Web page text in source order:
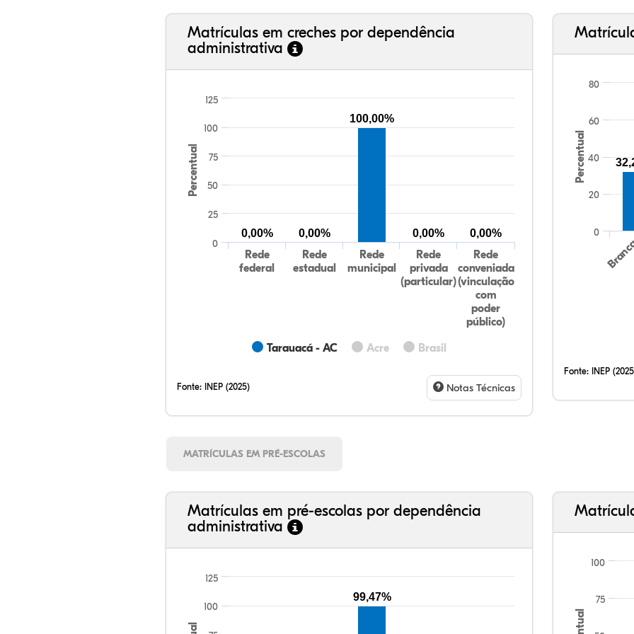
Matrículas em creches por dependência
administrativa
Percentual
Tarauacá - AC Acre Brasil
Rede
federal
Rede
estadual
Rede
municipal
Rede
privada
(particular)
Rede
conveniada
(vinculação
com
poder
público)
0
25
50
75
100
125
0,00% 0,00%
100,00%
0,00% 0,00%
Fonte: INEP (2025) Notas Técnicas
Percentual
0
20
40
60
80
Fonte: INEP
MATRÍCULAS EM PRÉ-ESCOLAS
Matrículas em pré-escolas por dependência
administrativa
100
125
99,47%
75
100